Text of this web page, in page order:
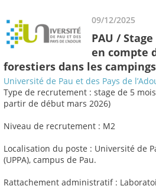
09/12/2025
PAU /
en compte
forestiers dans les campings
Université de Pau et des Pays de
Type de recrutement : stage de 5
partir de début mars 2026)
Niveau de recrutement : M2
Localisation du poste : Université de
(UPPA), campus de Pau.
Rattachement administratif :